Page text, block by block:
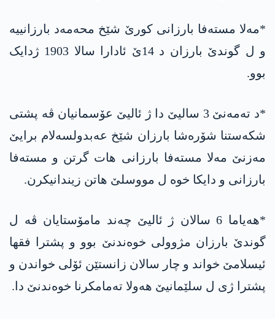
*مەلا مستەفا بارزانی کورێ شێخ محەمەد بارزانییە
و ل گوندێ بارزان د 14ێ ئادارا سالا 1903 ژدایک
بوو.
*د تەمەنێ 3 سالیێ دا ژ ئالیێ عۆسمانیان ڤە پشتی
شکەستنا شۆرەشا بارزان شێخ عەبدولسەلام برایێ
مەزنێ مەلا مستەفا بارزانی ھات گرتن و مستەفا
بارزانی و دایکا خوە ل مووسلێ ھاتن زیندانیکرن.
*ھەیاما 6 سالان ژ ئالیێ چەند مامۆستایان ڤە ل
گوندێ بارزان مژوولی خوەندنێ بوو و پشترا فقھا
ئیسلامێ خواند و چار سالان زانستێن ئۆلی خواندن و
پشترا ژی ل سلێمانیێ ھەولا تەمامکرنا خوەندنێ دا.